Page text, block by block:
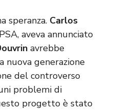
speranza. Carlos
aveva annunciato
avrebbe
nuova generazione
del controverso
problemi di
progetto è stato